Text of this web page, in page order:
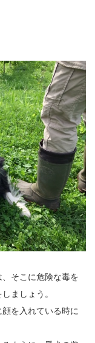
そこに危険な毒を
ましょう。
を入れている時に